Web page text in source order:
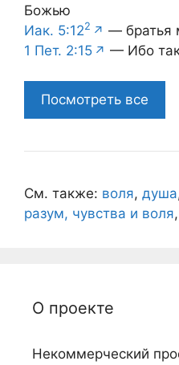
Божью
Иак. 5:122
— братья
1 Пет. 2:15
— Ибо
Посмотреть все
См. также: воля, душа
разум, чувства и воля,
О проекте
Некоммерческий